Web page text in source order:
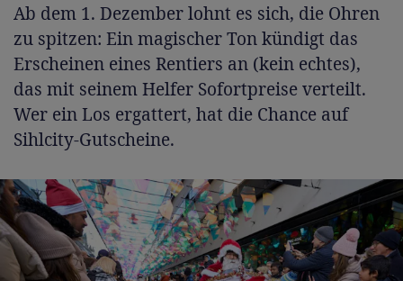
Ab dem 1. Dezember lohnt es sich, die Ohren
zu spitzen: Ein magischer Ton kündigt das
Erscheinen eines Rentiers an (kein echtes),
das mit seinem Helfer Sofortpreise verteilt.
Wer ein Los ergattert, hat die Chance auf
Sihlcity-Gutscheine.